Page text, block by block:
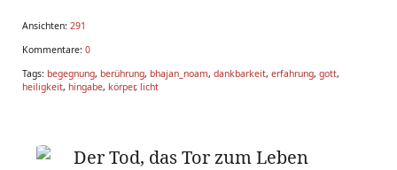
Ansichten: 291
Kommentare: 0
Tags: begegnung, berührung, bhajan_noam, dankbarkeit, erfahrung, gott,
heiligkeit, hingabe, körper, licht
Der Tod, das Tor zum Leben